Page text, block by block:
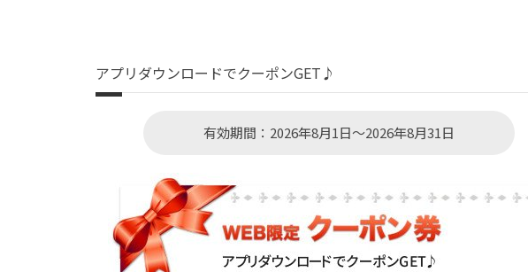
アプリダウンロードでクーポンGET♪
有効期間：2026年8月1日～2026年8月31日